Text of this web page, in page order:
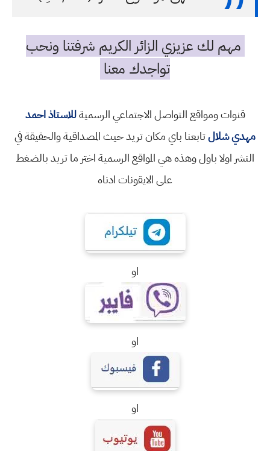
مهم لك عزيزي الزائر الكريم شرفتنا ونحب
تواجدك معنا
قنوات ومواقع التواصل الاجتماعي الرسميةللاستاذ احمد
مهدي شلالتابعنا باي مكان تريد حيث المصداقية والحقيقة في
النشر اولا باول وهذه هي المواقع الرسمية اختر ما تريد بالضغط
على الايقونات ادناه
او
او
او